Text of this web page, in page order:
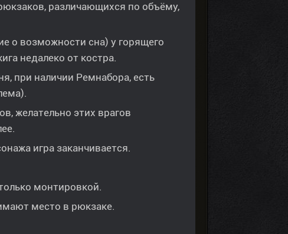
различающихся по объёму,
о возможности сна) у горящего
недалеко от костра.
при наличии Ремнабора, есть
желательно этих врагов
игра заканчивается.
монтировкой.
место в рюкзаке.